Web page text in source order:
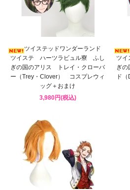
ツイステッドワンダーランド
ツイステ ハーツラビュル寮 ふし
ぎの国のアリス トレイ・クローバ
ー（Trey・Clover） コスプレウィ
ッグ＋おまけ
3,980円(税込)
ツ
ぎ
ド